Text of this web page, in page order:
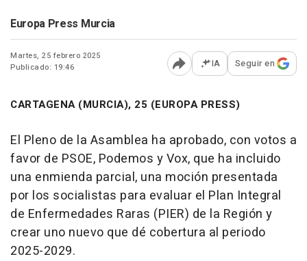
Europa Press Murcia
Martes, 25 febrero 2025
Publicado: 19:46
Abrir opciones para
IA Seguir en
CARTAGENA (MURCIA), 25 (EUROPA PRESS)
El Pleno de la Asamblea ha aprobado, con votos a
favor de PSOE, Podemos y Vox, que ha incluido
una enmienda parcial, una moción presentada
por los socialistas para evaluar el Plan Integral
de Enfermedades Raras (PIER) de la Región y
crear uno nuevo que dé cobertura al periodo
2025-2029.